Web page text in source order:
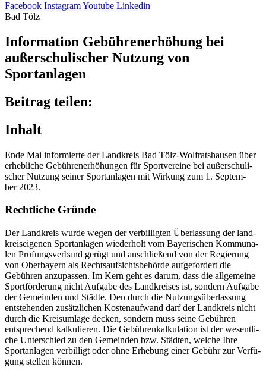
Facebook InstagramYoutube Linkedin
Bad Tölz
Infor­ma­tion Gebüh­ren­er­hö­hung bei
außer­schu­li­scher Nutzung von
Sportanlagen
Beitrag teilen:
Inhalt
Ende Mai infor­mierte der Land­kreis Bad Tölz-Wolfrats­hau­sen über
erheb­li­che Gebüh­ren­er­hö­hun­gen für Sport­ver­eine bei außer­schu­li­
scher Nutzung seiner Sport­an­la­gen mit Wirkung zum 1. Septem­
ber 2023.
Recht­li­che Gründe
Der Land­kreis wurde wegen der verbil­lig­ten Über­las­sung der land­
kreis­ei­ge­nen Sport­an­la­gen wieder­holt vom Baye­ri­schen Kommu­na­
len Prüfungs­ver­band gerügt und anschlie­ßend von der Regie­rung
von Ober­bay­ern als Rechts­auf­sichts­be­hörde aufge­for­dert die
Gebüh­ren anzu­pas­sen. Im Kern geht es darum, dass die allge­meine
Sport­för­de­rung nicht Aufgabe des Land­krei­ses ist, sondern Aufgabe
der Gemein­den und Städte. Den durch die Nutzungs­über­las­sung
entste­hen­den zusätz­li­chen Kosten­auf­wand darf der Land­kreis nicht
durch die Kreis­um­lage decken, sondern muss seine Gebüh­ren
entspre­chend kalku­lie­ren. Die Gebüh­ren­kal­ku­la­tion ist der wesent­li­
che Unter­schied zu den Gemein­den bzw. Städ­ten, welche Ihre
Sport­an­la­gen verbil­ligt oder ohne Erhe­bung einer Gebühr zur Verfü­
gung stel­len können.